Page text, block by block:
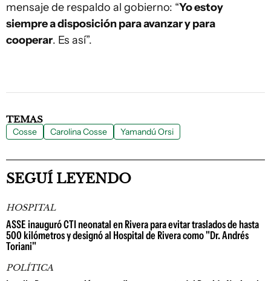
mensaje de respaldo al gobierno: “Yo estoy
siempre a disposición para avanzar y para
cooperar. Es así”.
TEMAS
Cosse Carolina Cosse Yamandú Orsi
SEGUÍ LEYENDO
HOSPITAL
ASSE inauguró CTI neonatal en Rivera para evitar traslados de hasta
500 kilómetros y designó al Hospital de Rivera como "Dr. Andrés
Toriani"
POLÍTICA